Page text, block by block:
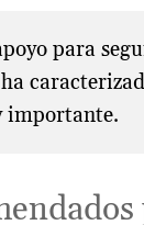
para
importante.